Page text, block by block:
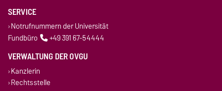
SERVICE
Notrufnummern der Universität
Fundbüro
+49 391 67-54444
VERWALTUNG DER OVGU
Kanzlerin
Rechtsstelle